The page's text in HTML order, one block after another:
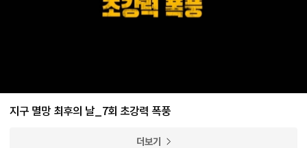
지구 멸망 최후의 날_7회 초강력 폭풍
더보기